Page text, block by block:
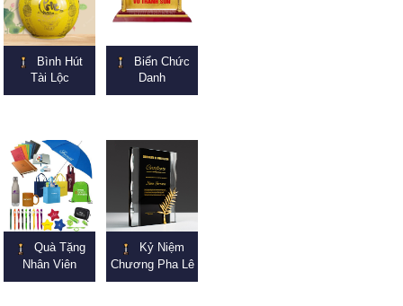
Bình Hút
Tài Lộc
Biển Chức
Danh
Quà Tặng
Nhân Viên
Kỷ Niệm
Chương Pha Lê